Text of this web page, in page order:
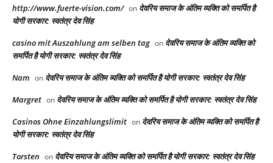
http://www.fuerte-vision.com/ on देवरिय समाज के अंतिम व्यक्ति को समर्पित है
योगी सरकार: स्वतंत्र देव सिंह
casino mit Auszahlung am selben tag on देवरिय समाज के अंतिम व्यक्ति को
समर्पित है योगी सरकार: स्वतंत्र देव सिंह
Nam on देवरिय समाज के अंतिम व्यक्ति को समर्पित है योगी सरकार: स्वतंत्र देव सिंह
Margret on देवरिय समाज के अंतिम व्यक्ति को समर्पित है योगी सरकार: स्वतंत्र देव सिंह
Casinos Ohne Einzahlungslimit on देवरिय समाज के अंतिम व्यक्ति को समर्पित है
योगी सरकार: स्वतंत्र देव सिंह
Torsten on देवरिय समाज के अंतिम व्यक्ति को समर्पित है योगी सरकार: स्वतंत्र देव सिंह